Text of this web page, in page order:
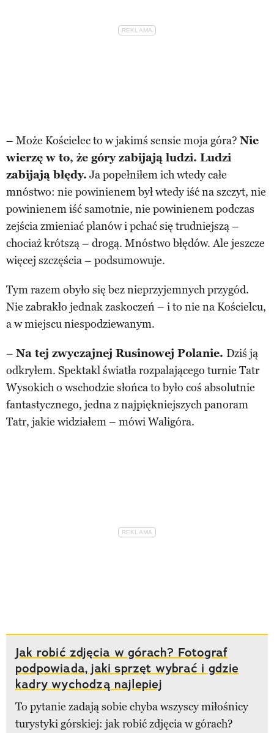
– Może Kościelec to w jakimś sensie moja góra? Nie
wierzę w to, że góry zabijają ludzi. Ludzi
zabijają błędy. Ja popełniłem ich wtedy całe
mnóstwo: nie powinienem był wtedy iść na szczyt, nie
powinienem iść samotnie, nie powinienem podczas
zejścia zmieniać planów i pchać się trudniejszą –
chociaż krótszą – drogą. Mnóstwo błędów. Ale jeszcze
więcej szczęścia – podsumowuje.
Tym razem obyło się bez nieprzyjemnych przygód.
Nie zabrakło jednak zaskoczeń – i to nie na Kościelcu,
a w miejscu niespodziewanym.
– Na tej zwyczajnej Rusinowej Polanie. Dziś ją
odkryłem. Spektakl światła rozpalającego turnie Tatr
Wysokich o wschodzie słońca to było coś absolutnie
fantastycznego, jedna z najpiękniejszych panoram
Tatr, jakie widziałem – mówi Waligóra.
Jak robić zdjęcia w górach? Fotograf
podpowiada, jaki sprzęt wybrać i gdzie
kadry wychodzą najlepiej
To pytanie zadają sobie chyba wszyscy miłośnicy
turystyki górskiej: jak robić zdjęcia w górach?